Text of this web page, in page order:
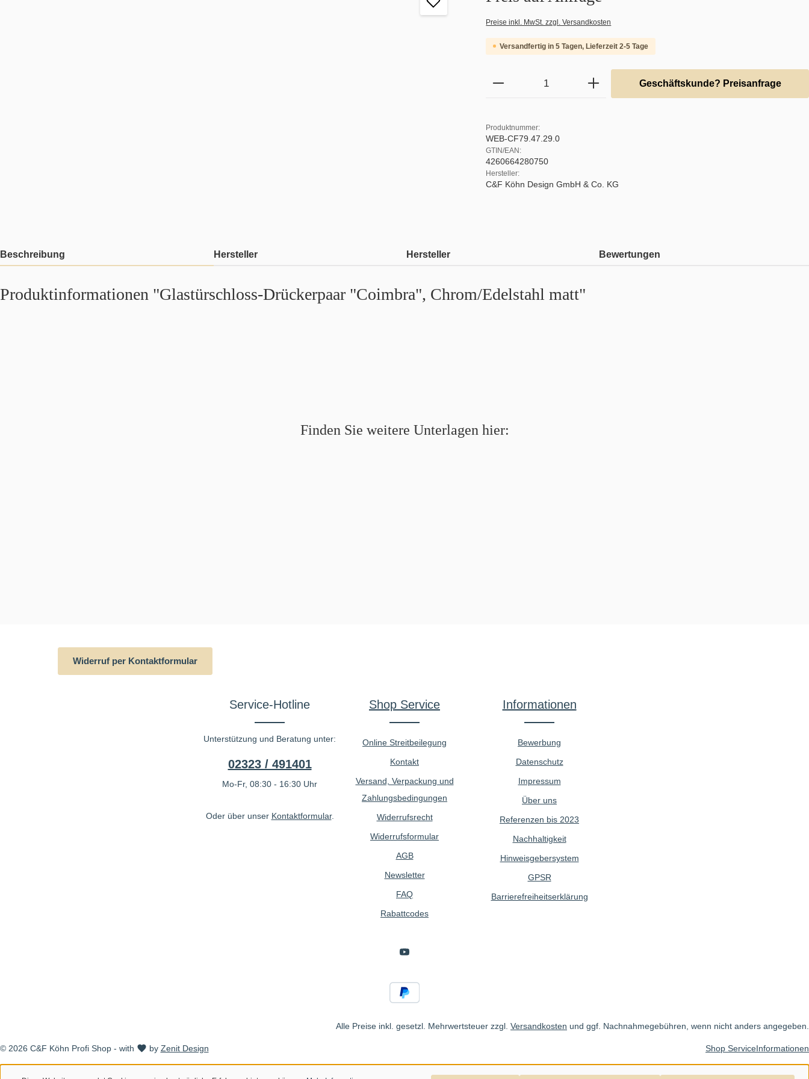
Preise inkl. MwSt. zzgl. Versandkosten
Versandfertig in 5 Tagen, Lieferzeit 2-5 Tage
Produkt Anzahl: Gib den gewünschten Wert ein
Geschäftskunde? Preisanfrage
Produktnummer:
WEB-CF79.47.29.0
GTIN/EAN:
4260664280750
Hersteller:
C&F Köhn Design GmbH & Co. KG
Beschreibung Hersteller Hersteller Bewertungen
Produktinformationen "Glastürschloss-Drückerpaar "Coimbra", Chrom/Edelstahl matt"
Finden Sie weitere Unterlagen hier:
Widerruf per Kontaktformular
Service-Hotline
Unterstützung und Beratung unter:
02323 / 491401
Mo-Fr, 08:30 - 16:30 Uhr
Oder über unser Kontaktformular.
Shop Service
Online Streitbeilegung
Kontakt
Versand, Verpackung und
Zahlungsbedingungen
Widerrufsrecht
Widerrufsformular
AGB
Newsletter
FAQ
Rabattcodes
Informationen
Bewerbung
Datenschutz
Impressum
Über uns
Referenzen bis 2023
Nachhaltigkeit
Hinweisgebersystem
GPSR
Barrierefreiheitserklärung
Alle Preise inkl. gesetzl. Mehrwertsteuer zzgl. Versandkosten und ggf. Nachnahmegebühren, wenn nicht anders angegeben.
© 2026 C&F Köhn Profi Shop - with by Zenit Design Shop ServiceInformationen